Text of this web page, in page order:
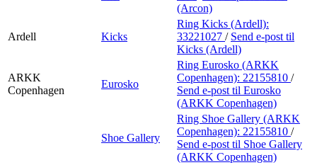
(Arcon)
Ardell Kicks
Ring Kicks (Ardell):
33221027 / Send e-post til
Kicks (Ardell)
ARKK
Copenhagen
Eurosko
Ring Eurosko (ARKK
Copenhagen): 22155810 /
Send e-post til Eurosko
(ARKK Copenhagen)
Shoe Gallery
Ring Shoe Gallery (ARKK
Copenhagen): 22155810 /
Send e-post til Shoe Gallery
(ARKK Copenhagen)